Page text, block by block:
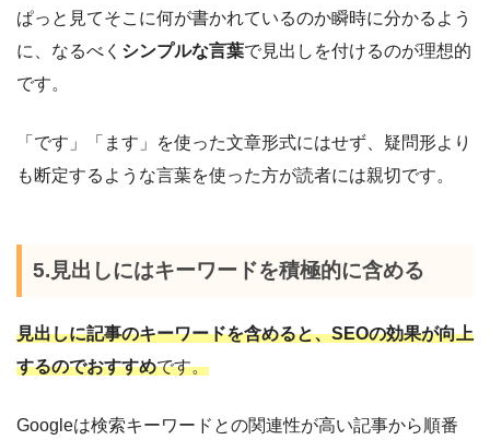
ぱっと見てそこに何が書かれているのか瞬時に分かるよう
に、なるべく シンプルな言葉で見出しを付けるのが理想的
です。
「です」「ます」を使った文章形式にはせず、疑問形より
も断定するような言葉を使った方が読者には親切です。
5.見出しにはキーワードを積極的に含める
見出しに記事のキーワードを含めると、SEOの効果が向上
するのでおすすめです。
Googleは検索キーワードとの関連性が高い記事から順番